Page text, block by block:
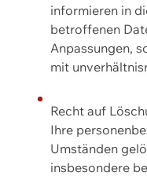
informieren in
betroffenen
Anpassungen,
mit
Recht auf
Ihre
Umständen
insbesondere